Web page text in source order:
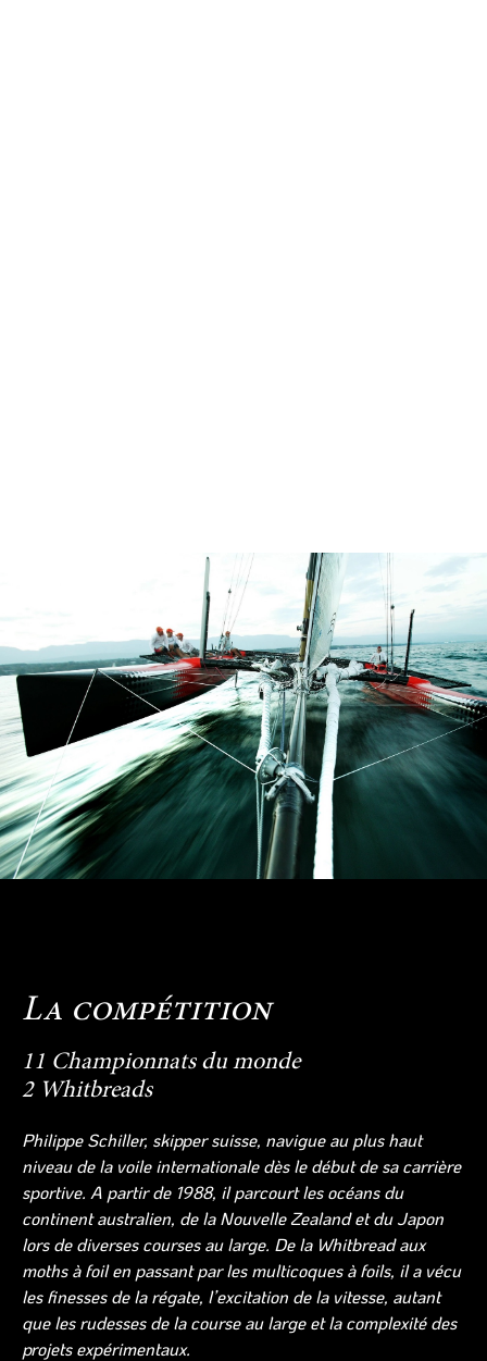
Philippe Schiller, skipper suisse, navigue au plus haut
niveau de la voile internationale dès le début de sa carrière
sportive. A partir de 1988, il parcourt les océans du
continent australien, de la Nouvelle Zealand et du Japon
lors de diverses courses au large. De la Whitbread aux
moths à foil en passant par les multicoques à foils, il a vécu
les finesses de la régate, l’excitation de la vitesse, autant
que les rudesses de la course au large et la complexité des
projets expérimentaux.
La compétition​​
11 Championnats du monde
2 Whitbreads